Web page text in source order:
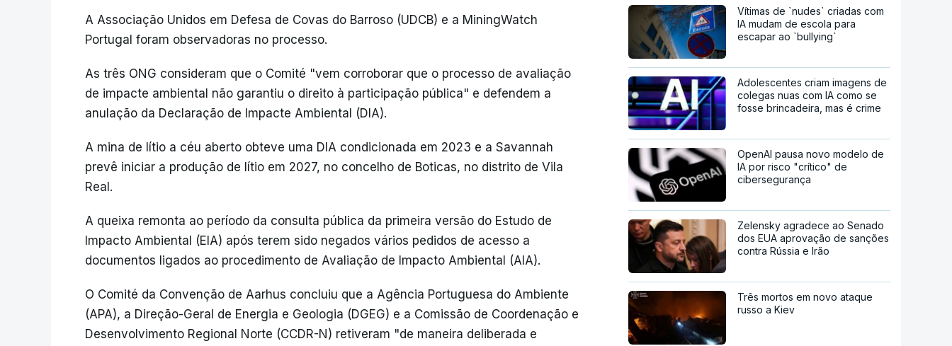
A Associação Unidos em Defesa de Covas do Barroso (UDCB) e a MiningWatch
Portugal foram observadoras no processo.
As três ONG consideram que o Comité "vem corroborar que o processo de avaliação
de impacte ambiental não garantiu o direito à participação pública" e defendem a
anulação da Declaração de Impacte Ambiental (DIA).
A mina de lítio a céu aberto obteve uma DIA condicionada em 2023 e a Savannah
prevê iniciar a produção de lítio em 2027, no concelho de Boticas, no distrito de Vila
Real.
A queixa remonta ao período da consulta pública da primeira versão do Estudo de
Impacto Ambiental (EIA) após terem sido negados vários pedidos de acesso a
documentos ligados ao procedimento de Avaliação de Impacto Ambiental (AIA).
O Comité da Convenção de Aarhus concluiu que a Agência Portuguesa do Ambiente
(APA), a Direção-Geral de Energia e Geologia (DGEG) e a Comissão de Coordenação e
Desenvolvimento Regional Norte (CCDR-N) retiveram "de maneira deliberada e
Vítimas de `nudes` criadas com
IA mudam de escola para
escapar ao `bullying`
Adolescentes criam imagens de
colegas nuas com IA como se
fosse brincadeira, mas é crime
OpenAI pausa novo modelo de
IA por risco "crítico" de
cibersegurança
Zelensky agradece ao Senado
dos EUA aprovação de sanções
contra Rússia e Irão
Três mortos em novo ataque
russo a Kiev